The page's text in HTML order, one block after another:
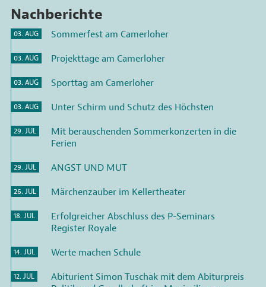
Nachberichte
03. AUG Sommerfest am Camerloher
03. AUG Projekttage am Camerloher
03. AUG Sporttag am Camerloher
03. AUG Unter Schirm und Schutz des Höchsten
29. JUL
Mit berauschenden Sommerkonzerten in die
Ferien
29. JUL ANGST UND MUT
26. JUL Märchenzauber im Kellertheater
18. JUL
Erfolgreicher Abschluss des P-Seminars
Register Royale
14. JUL Werte machen Schule
12. JUL
Abiturient Simon Tuschak mit dem Abiturpreis